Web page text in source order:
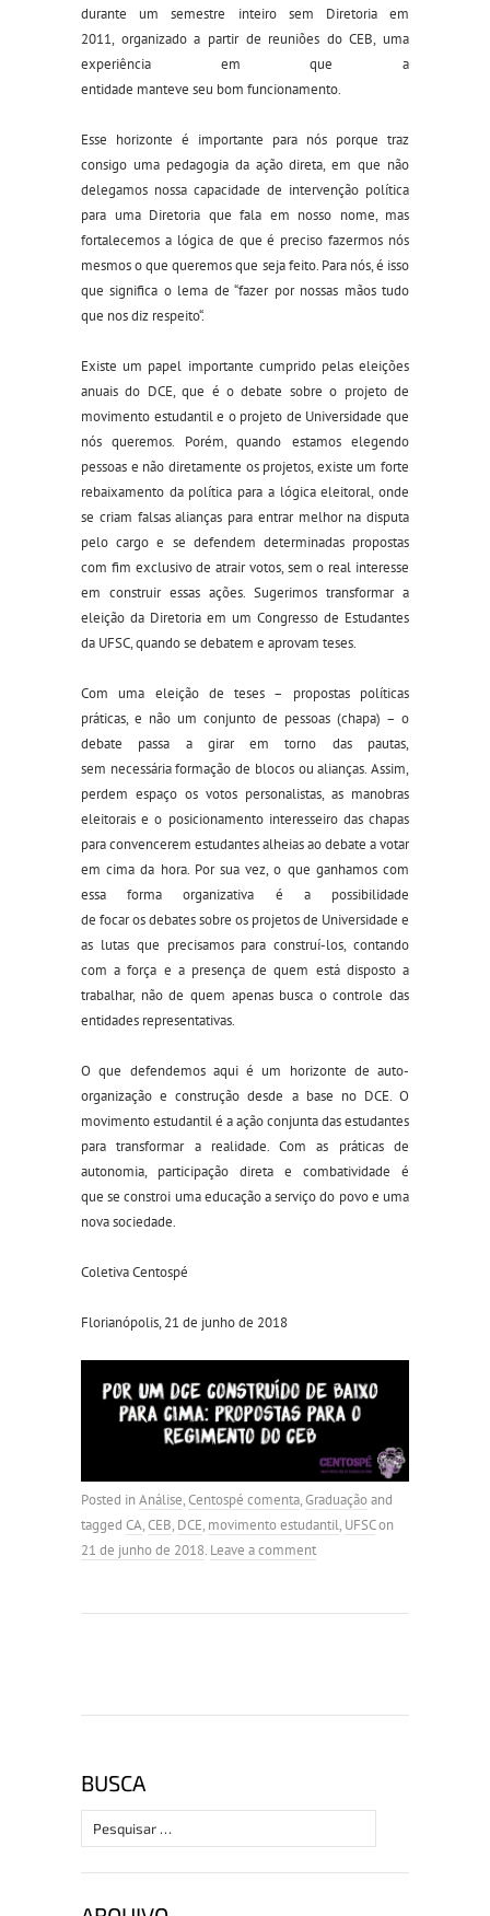
durante um semestre inteiro sem Diretoriaem
2011, organizado a partir de reuniões doCEB, uma
experiência emquea
entidade manteve seu bom funcionamento.
Esse horizonte é importante para nós porque traz
consigo uma pedagogia da ação direta, em que não
delegamos nossa capacidade de intervenção política
para uma Diretoria que fala em nosso nome, mas
fortalecemos alógica de queé preciso fazermos nós
mesmos o que queremos que seja feito. Para nós, é isso
que significa o lema de “fazer por nossas mãos tudo
que nos diz respeito“.
Existe um papel importante cumprido pelas eleições
anuais do DCE, que é o debate sobre o projeto de
movimento estudantil e o projeto de Universidade que
nós queremos. Porém, quando estamos elegendo
pessoas e não diretamente os projetos, existe um forte
rebaixamento da política para a lógica eleitoral, onde
se criam falsas alianças para entrar melhor na disputa
pelo cargo e se defendem determinadas propostas
com fim exclusivo de atrair votos, semo real interesse
em construir essas ações. Sugerimos transformar a
eleição da Diretoria em um Congresso de Estudantes
da UFSC, quandose debatem e aprovam teses.
Com uma eleição de teses –
propostas políticas
práticas, e não um conjunto de pessoas (chapa) – o
debate passa a girar em torno das pautas,
sem necessáriaformação de blocos ou alianças. Assim,
perdem espaço os votos personalistas, as manobras
eleitorais e o posicionamento interesseiro das chapas
para convencerem estudantes alheias ao debate a votar
em cima da hora. Por sua vez, o que ganhamos com
essaforma organizativa é a possibilidade
de focarosdebatessobre os projetosde Universidade e
as lutasque precisamos para construí-los, contando
com a força e a presença de quem está disposto a
trabalhar, não de quem apenas busca o controle das
entidades representativas.
O que defendemos aqui é um horizonte de auto-
organização e construção desde a base no DCE. O
movimento estudantil é a ação conjunta das estudantes
para transformar a realidade. Com as práticas de
autonomia, participação direta e combatividade é
que se constroi uma educação a serviço do povo e uma
nova sociedade.
Coletiva Centospé
Florianópolis, 21 de junho de 2018
Posted inAnálise,Centospé comenta,Graduaçãoand
tagged CA,CEB, DCE, movimento estudantil, UFSCon
21 de junho de 2018. Leave a comment
BUSCA
Pesquisar
por: